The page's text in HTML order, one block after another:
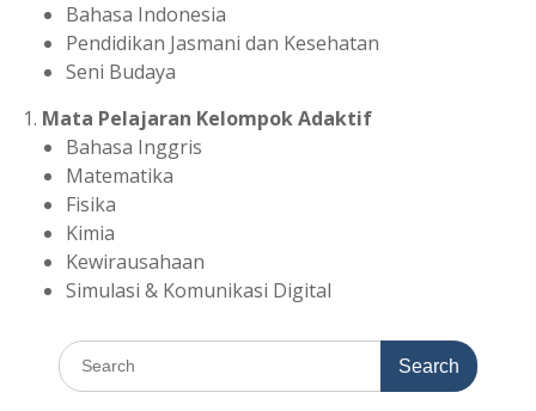
Bahasa Indonesia
Pendidikan Jasmani dan Kesehatan
Seni Budaya
Mata Pelajaran Kelompok Adaktif
Bahasa Inggris
Matematika
Fisika
Kimia
Kewirausahaan
Simulasi & Komunikasi Digital
Search
for: